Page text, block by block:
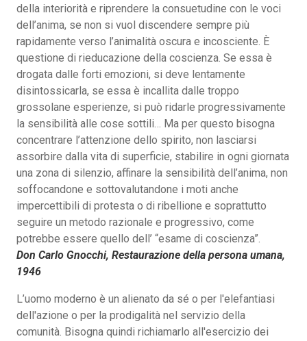
della interiorità e riprendere la consuetudine con le voci
dell’anima, se non si vuol discendere sempre più
rapidamente verso l’animalità oscura e incosciente. È
questione di rieducazione della coscienza. Se essa è
drogata dalle forti emozioni, si deve lentamente
disintossicarla, se essa è incallita dalle troppo
grossolane esperienze, si può ridarle progressivamente
la sensibilità alle cose sottili… Ma per questo bisogna
concentrare l’attenzione dello spirito, non lasciarsi
assorbire dalla vita di superficie, stabilire in ogni giornata
una zona di silenzio, affinare la sensibilità dell’anima, non
soffocandone e sottovalutandone i moti anche
impercettibili di protesta o di ribellione e soprattutto
seguire un metodo razionale e progressivo, come
potrebbe essere quello dell’ “esame di coscienza”.
Don Carlo Gnocchi, Restaurazione della persona umana,
1946
L’uomo moderno è un alienato da sé o per l'elefantiasi
dell'azione o per la prodigalità nel servizio della
comunità. Bisogna quindi richiamarlo all'esercizio dei